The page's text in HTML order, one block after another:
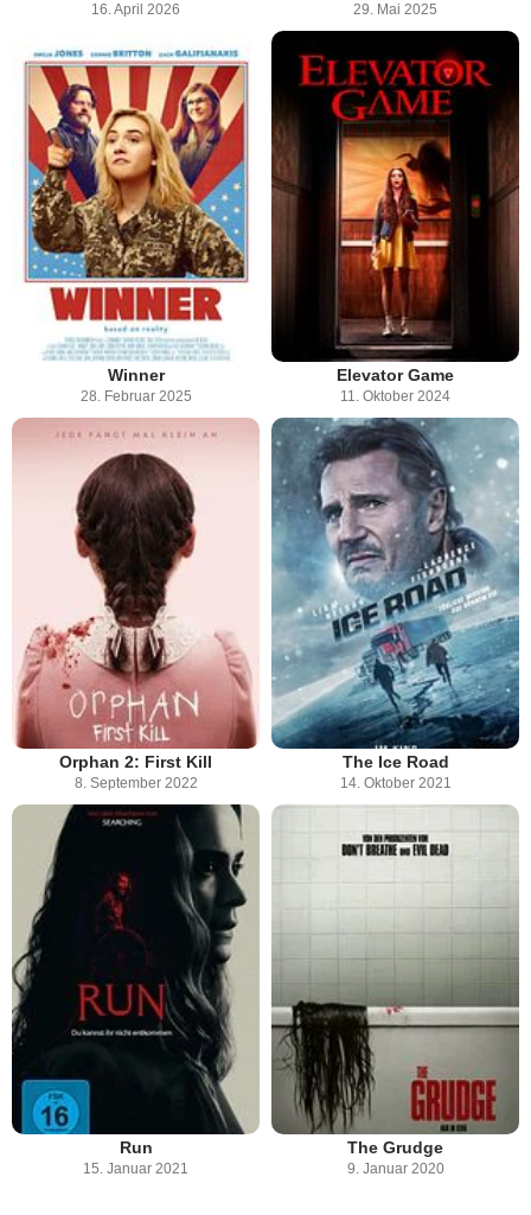
16. April 2026 29. Mai 2025
Winner
28. Februar 2025
Elevator Game
11. Oktober 2024
Orphan 2: First Kill
8. September 2022
The Ice Road
14. Oktober 2021
Run
15. Januar 2021
The Grudge
9. Januar 2020